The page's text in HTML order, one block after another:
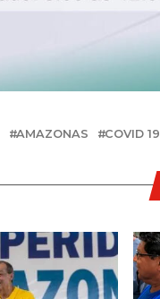
AMAZONAS COVID 19